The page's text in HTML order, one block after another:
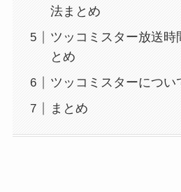
法まとめ
ツッコミスター放送時
とめ
ツッコミスターについ
まとめ